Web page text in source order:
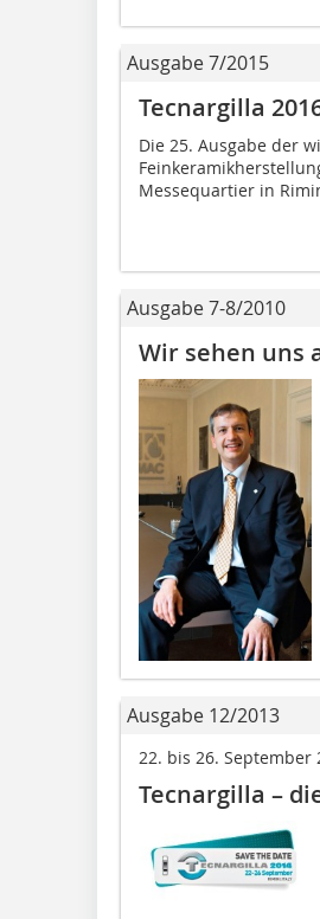
Ausgabe 7/2015
Tecnargilla
Die 25. Ausgabe der
Messequartier in
Ausgabe 7-8/2010
Wir sehen uns
Ausgabe 12/2013
22. bis 26. September
Tecnargilla –